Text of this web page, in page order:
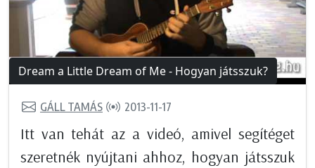
Dream a Little Dream of Me - Hogyan játsszuk?
GÁLL TAMÁS 2013-11-17
Itt van tehát az a videó, amivel segítéget
szeretnék nyújtani ahhoz, hogyan játsszuk